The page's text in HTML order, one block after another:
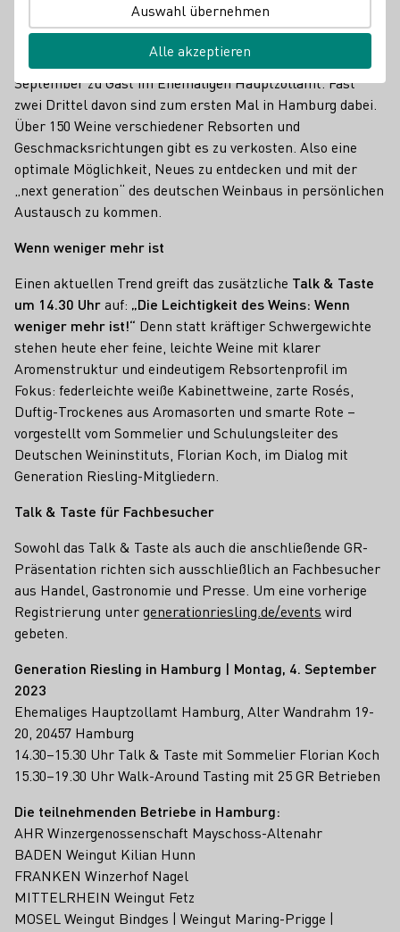
Dieses Jahr sind 25 Mitglieder der weltweit größten
Organisation von jungen Winzerinnen und Winzern am 4.
September zu Gast im Ehemaligen Hauptzollamt. Fast
zwei Drittel davon sind zum ersten Mal in Hamburg dabei.
Über 150 Weine verschiedener Rebsorten und
Geschmacksrichtungen gibt es zu verkosten. Also eine
optimale Möglichkeit, Neues zu entdecken und mit der
„next generation“ des deutschen Weinbaus in persönlichen
Austausch zu kommen.
Wenn weniger mehr ist
Einen aktuellen Trend greift das zusätzliche Talk & Taste
um 14.30 Uhrauf: „Die Leichtigkeit des Weins: Wenn
weniger mehr ist!“ Denn statt kräftiger Schwergewichte
stehen heute eher feine, leichte Weine mit klarer
Aromenstruktur und eindeutigem Rebsortenprofil im
Fokus: federleichte weiße Kabinettweine, zarte Rosés,
Duftig-Trockenes aus Aromasorten und smarte Rote –
vorgestellt vom Sommelier und Schulungsleiter des
Deutschen Weininstituts, Florian Koch, im Dialog mit
Generation Riesling-Mitgliedern.
Talk & Taste für Fachbesucher
Sowohl das Talk & Taste als auch die anschließende GR-
Präsentation richten sich ausschließlich an Fachbesucher
aus Handel, Gastronomie und Presse. Um eine vorherige
Registrierung untergenerationriesling.de/events wird
gebeten.
Generation Riesling in Hamburg | Montag, 4. September
2023
Ehemaliges Hauptzollamt Hamburg, Alter Wandrahm 19-
20, 20457 Hamburg
14.30–15.30 Uhr Talk & Taste mit Sommelier Florian Koch
15.30–19.30 Uhr Walk-Around Tasting mit 25 GR Betrieben
Die teilnehmenden Betriebe in Hamburg:
AHR Winzergenossenschaft Mayschoss-Altenahr
BADEN Weingut Kilian Hunn
FRANKEN Winzerhof Nagel
MITTELRHEIN Weingut Fetz
MOSEL Weingut Bindges | Weingut Maring-Prigge |
Auswahl übernehmen
Alle akzeptieren